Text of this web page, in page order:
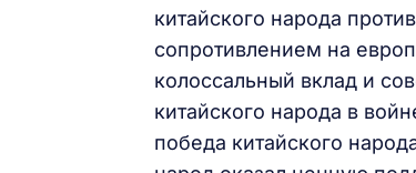
китайского народа
сопротивлением на
колоссальный вклад и
китайского народа в
победа китайского